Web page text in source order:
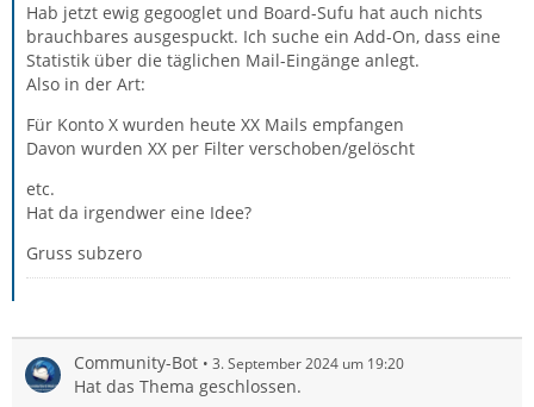
Hab jetzt ewig gegooglet und Board-Sufu hat auch nichts
brauchbares ausgespuckt. Ich suche ein Add-On, dass eine
Statistik über die täglichen Mail-Eingänge anlegt.
Also in der Art:
Für Konto X wurden heute XX Mails empfangen
Davon wurden XX per Filter verschoben/gelöscht
etc.
Hat da irgendwer eine Idee?
Gruss subzero
Community-Bot 3. September 2024 um 19:20
Hat das Thema geschlossen.